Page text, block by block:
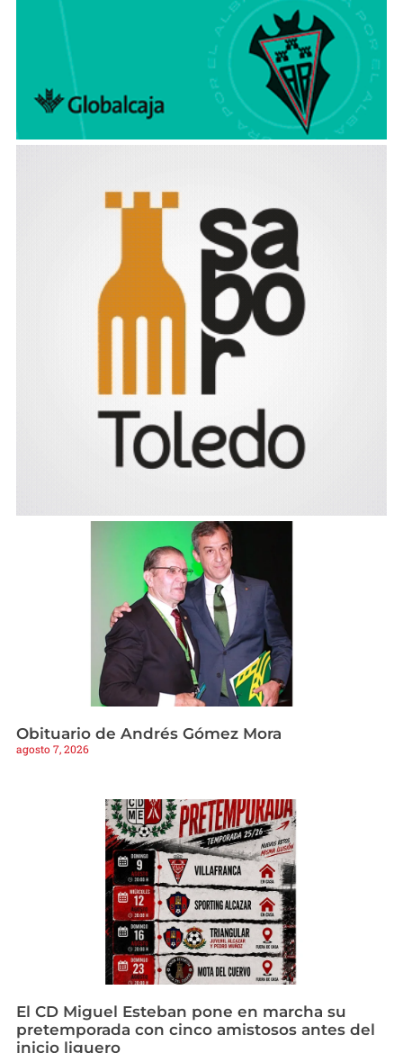
Obituario de Andrés Gómez Mora
agosto 7, 2026
El CD Miguel Esteban pone en marcha su
pretemporada con cinco amistosos antes del
inicio liguero